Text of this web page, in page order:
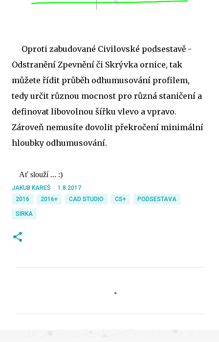
Oproti zabudované Civilovské podsestavě -
Odstranění Zpevnění či Skrývka ornice, tak
můžete řídit průběh odhumusování profilem,
tedy určit různou mocnost pro různá staničení a
definovat libovolnou šířku vlevo a vpravo.
Zároveň nemusíte dovolit překročení minimální
hloubky odhumusování.
Ať slouží ... :)
JAKUB KAREŠ
1.8.2017
2016
2016+ CAD STUDIO CS+ PODSESTAVA
SIRKA